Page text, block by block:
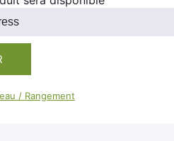
/ Rangement
100ml